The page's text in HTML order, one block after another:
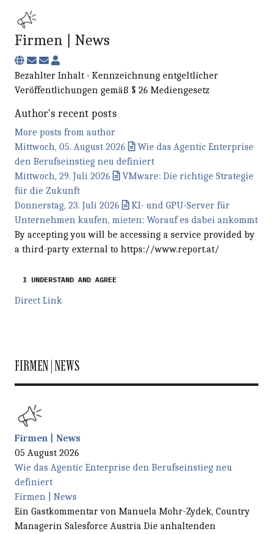
Firmen | News
Subscribe to updates from author
Unsubscribe to updates from author
Firmen | News
Bezahlter Inhalt - Kennzeichnung entgeltlicher
Veröffentlichungen gemäß § 26 Mediengesetz
Author's recent posts
More posts from author
Mittwoch, 05. August 2026
Wie das Agentic Enterprise
den Berufseinstieg neu definiert
Mittwoch, 29. Juli 2026
VMware: Die richtige Strategie
für die Zukunft
Donnerstag, 23. Juli 2026
KI- und GPU-Server für
Unternehmen kaufen, mieten: Worauf es dabei ankommt
By accepting you will be accessing a service provided by
a third-party external to https://www.report.at/
I UNDERSTAND AND AGREE
Direct Link
FIRMEN | NEWS
Firmen | News
05 August 2026
Wie das Agentic Enterprise den Berufseinstieg neu
definiert
Firmen | News
Ein Gastkommentar von Manuela Mohr-Zydek, Country
Managerin Salesforce Austria Die anhaltenden